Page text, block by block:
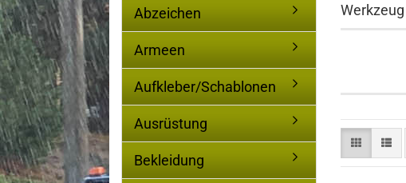
Werkzeug
Abzeichen
Armeen
Aufkleber/Schablonen
Ausrüstung
Bekleidung